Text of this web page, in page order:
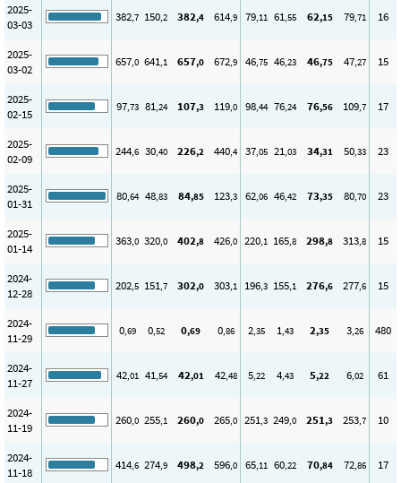
2025-
03-03
382,7 150,2 382,4 614,9 79,11 61,55 62,15 79,71 16
2025-
03-02
657,0 641,1 657,0 672,9 46,75 46,23 46,75 47,27 15
2025-
02-15
97,73 81,24 107,3 119,0 98,44 76,24 76,56 109,7 17
2025-
02-09
244,6 30,40 226,2 440,4 37,05 21,03 34,31 50,33 23
2025-
01-31
80,64 48,83 84,85 123,3 62,06 46,42 73,35 80,70 23
2025-
01-14
363,0 320,0 402,8 426,0 220,1 165,8 298,8 313,8 15
2024-
12-28
202,5 151,7 302,0 303,1 196,3 155,1 276,6 277,6 15
2024-
11-29
0,69 0,52 0,69 0,86 2,35 1,43 2,35 3,26 480
2024-
11-27
42,01 41,54 42,01 42,48 5,22 4,43 5,22 6,02 61
2024-
11-19
260,0 255,1 260,0 265,0 251,3 249,0 251,3 253,7 10
2024-
11-18
414,6 274,9 498,2 596,0 65,11 60,22 70,84 72,86 17